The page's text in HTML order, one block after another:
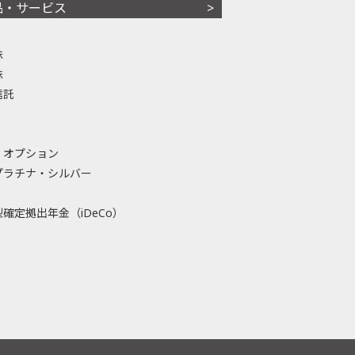
・サービス
託
プション
ラチナ・シルバー
定拠出年金（iDeCo）